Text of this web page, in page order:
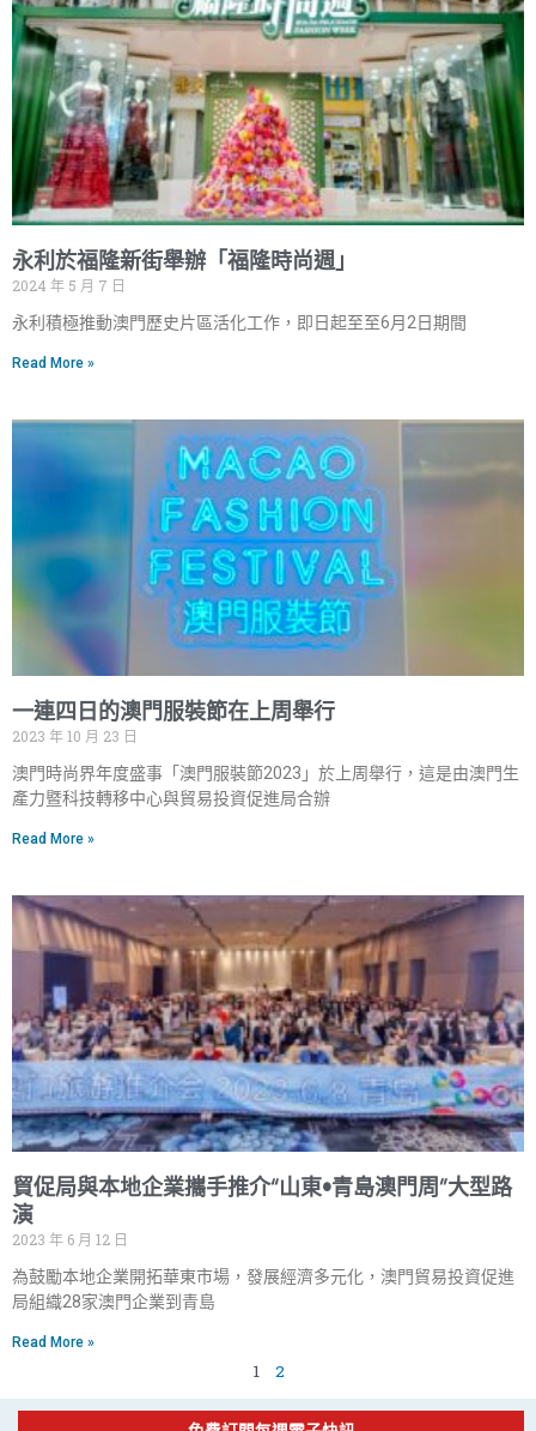
永利於福隆新街舉辦「福隆時尚週」
2024 年 5 月 7 日
永利積極推動澳門歷史片區活化工作，即日起至至6月2日期間
Read More »
一連四日的澳門服裝節在上周舉行
2023 年 10 月 23 日
澳門時尚界年度盛事「澳門服裝節2023」於上周舉行，這是由澳門生
產力暨科技轉移中心與貿易投資促進局合辦
Read More »
貿促局與本地企業攜手推介“山東•青島澳門周”大型路
演
2023 年 6 月 12 日
為鼓勵本地企業開拓華東市場，發展經濟多元化，澳門貿易投資促進
局組織28家澳門企業到青島
Read More »
1 2